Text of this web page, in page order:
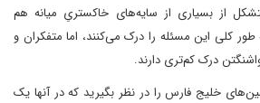
از بسیاری از سایه‌های خاکستریِ میانه هم
کلی این مسئله را درک می‌کنند، اما متفکران و
درک کم‌تری دارند.
خلیج فارس را در نظر بگیرید که در آنها یک